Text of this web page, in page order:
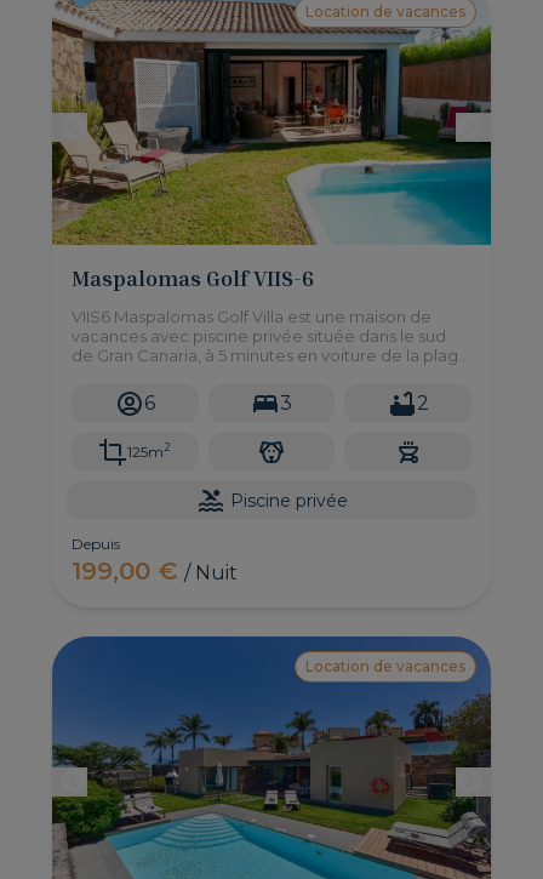
Location de vacances
Maspalomas Golf VIIS-6
VIIS6 Maspalomas Golf Villa est une maison de
vacances avec piscine privée située dans le sud
de Gran Canaria, à 5 minutes en voiture de la plage
6 3 2
125m2
Piscine privée
Depuis
199,00 €/ Nuit
Location de vacances